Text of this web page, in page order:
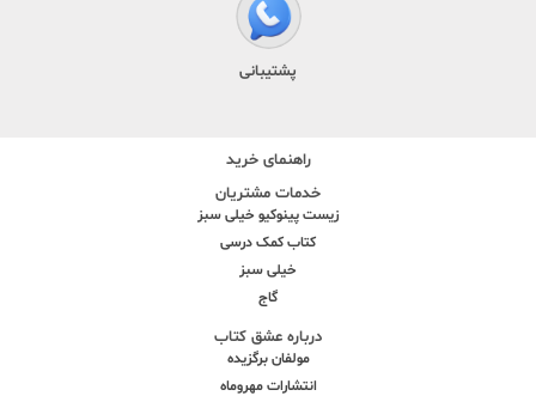
پشتیبانی
راهنمای خرید
خدمات مشتریان
زیست پینوکیو خیلی سبز
کتاب کمک درسی
خیلی سبز
گاج
درباره عشق کتاب
مولفان برگزیده
انتشارات مهروماه